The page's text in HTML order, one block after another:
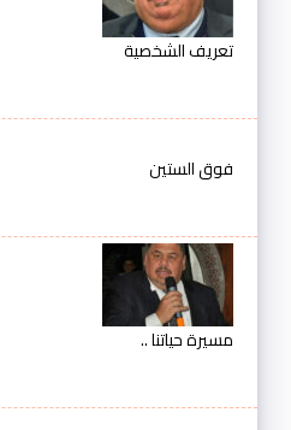
تعريف الشخصية
فوق الستين
مسيرة حياتنا ..